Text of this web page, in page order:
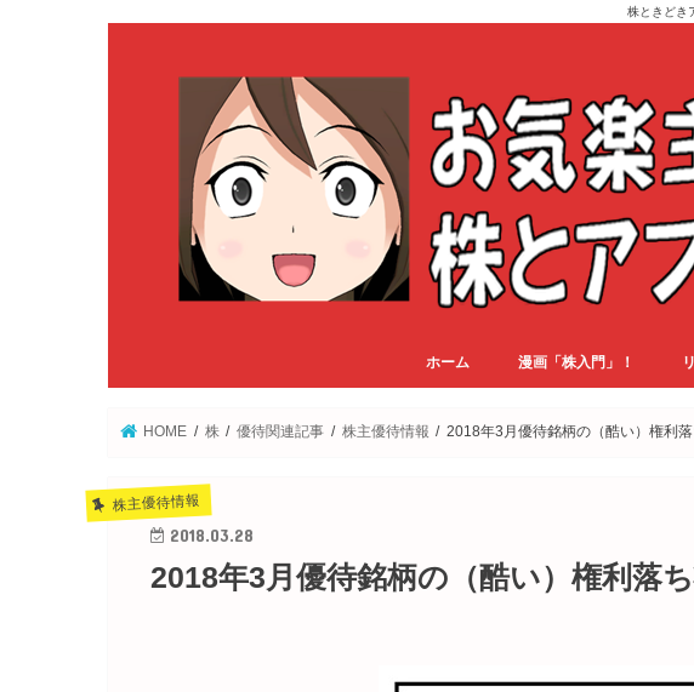
株ときどき
ホーム 漫画「株入門」！
HOME 株 優待関連記事 株主優待情報 2018年3月優待銘柄の（酷い）権利落
株主優待情報
2018.03.28
2018年3月優待銘柄の（酷い）権利落